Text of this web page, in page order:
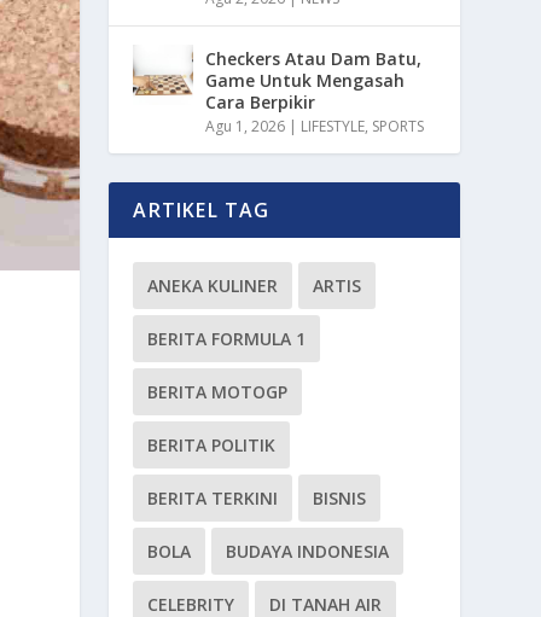
Checkers Atau Dam Batu,
Game Untuk Mengasah
Cara Berpikir
Agu 1, 2026 | LIFESTYLE, SPORTS
ARTIKEL TAG
ANEKA KULINER ARTIS
BERITA FORMULA 1
BERITA MOTOGP
BERITA POLITIK
BERITA TERKINI BISNIS
BOLA BUDAYA INDONESIA
CELEBRITY DI TANAH AIR